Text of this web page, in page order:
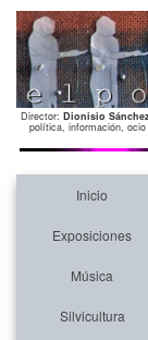
Director: Dionisio
política, información,
Inicio
Exposiciones
Música
Silvicultura